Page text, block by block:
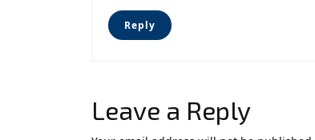
Reply
Leave a Reply